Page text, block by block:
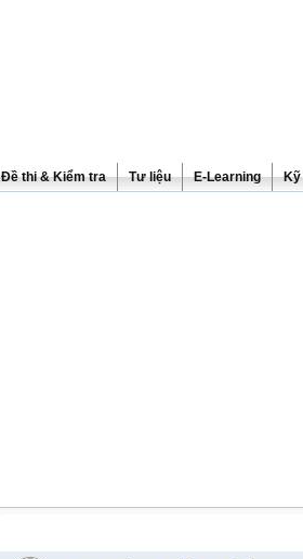
Đề thi & Kiểm tra Tư liệu E-Learning Kỹ